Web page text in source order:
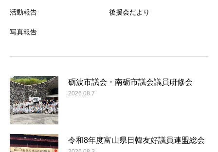
活動報告
写真報告
後援会だより
砺波市議会・南砺市議会議員研修会
2026.08.7
令和8年度富山県日韓友好議員連盟総会